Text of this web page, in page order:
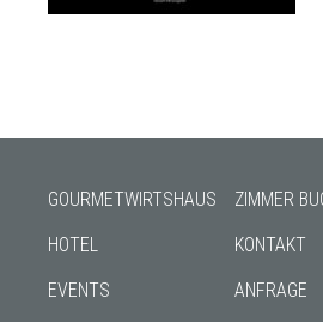
GOURMETWIRTSHAUS
HOTEL
EVENTS
ZIMMER
KONTAKT
ANFRAGE